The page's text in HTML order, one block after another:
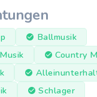
Ballmusik
Country
Schlager